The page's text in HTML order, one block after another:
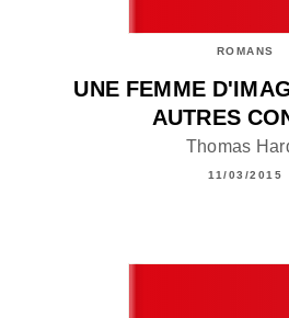
ROMANS
UNE FEMME
AUTRES
Thomas
11/03/2015